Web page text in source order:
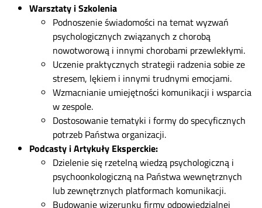
Warsztaty i Szkolenia
Podnoszenie świadomości na temat wyzwań
psychologicznych związanych z chorobą
nowotworową i innymi chorobami przewlekłymi.
Uczenie praktycznych strategii radzenia sobie ze
stresem, lękiem i innymi trudnymi emocjami.
Wzmacnianie umiejętności komunikacji i wsparcia
w zespole.
Dostosowanie tematyki i formy do specyficznych
potrzeb Państwa organizacji.
Podcasty i Artykuły Eksperckie:
Dzielenie się rzetelną wiedzą psychologiczną i
psychoonkologiczną na Państwa wewnętrznych
lub zewnętrznych platformach komunikacji.
Budowanie wizerunku firmy odpowiedzialnej